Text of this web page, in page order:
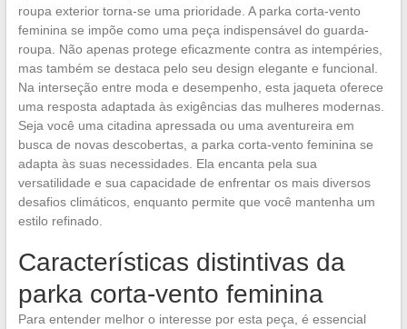
roupa exterior torna-se uma prioridade. A parka corta-vento
feminina se impõe como uma peça indispensável do guarda-
roupa. Não apenas protege eficazmente contra as intempéries,
mas também se destaca pelo seu design elegante e funcional.
Na interseção entre moda e desempenho, esta jaqueta oferece
uma resposta adaptada às exigências das mulheres modernas.
Seja você uma citadina apressada ou uma aventureira em
busca de novas descobertas, a parka corta-vento feminina se
adapta às suas necessidades. Ela encanta pela sua
versatilidade e sua capacidade de enfrentar os mais diversos
desafios climáticos, enquanto permite que você mantenha um
estilo refinado.
Características distintivas da
parka corta-vento feminina
Para entender melhor o interesse por esta peça, é essencial